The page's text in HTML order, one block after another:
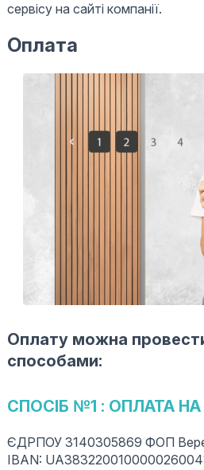
сервісу на сайті компанії.
Оплата
Оплату можна
способами:
СПОСІБ №1 : ОПЛАТА
ЄДРПОУ 3140305869 ФОП
IBAN: